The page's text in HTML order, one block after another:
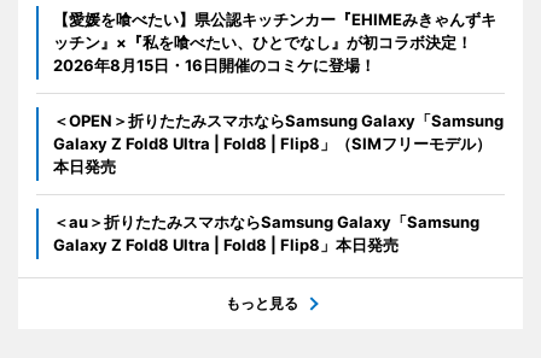
【愛媛を喰べたい】県公認キッチンカー『EHIMEみきゃんずキ
ッチン』×『私を喰べたい、ひとでなし』が初コラボ決定！
2026年8月15日・16日開催のコミケに登場！
＜OPEN＞折りたたみスマホならSamsung Galaxy「Samsung
Galaxy Z Fold8 Ultra | Fold8 | Flip8」（SIMフリーモデル）
本日発売
＜au＞折りたたみスマホならSamsung Galaxy「Samsung
Galaxy Z Fold8 Ultra | Fold8 | Flip8」本日発売
もっと見る